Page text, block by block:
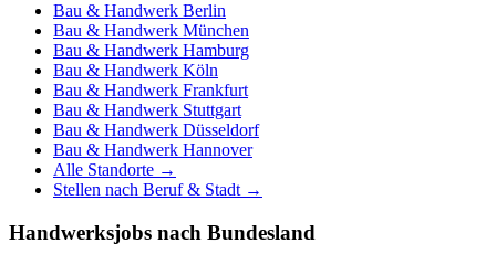
Bau & Handwerk Berlin
Bau & Handwerk München
Bau & Handwerk Hamburg
Bau & Handwerk Köln
Bau & Handwerk Frankfurt
Bau & Handwerk Stuttgart
Bau & Handwerk Düsseldorf
Bau & Handwerk Hannover
Alle Standorte →
Stellen nach Beruf & Stadt →
Handwerksjobs nach Bundesland